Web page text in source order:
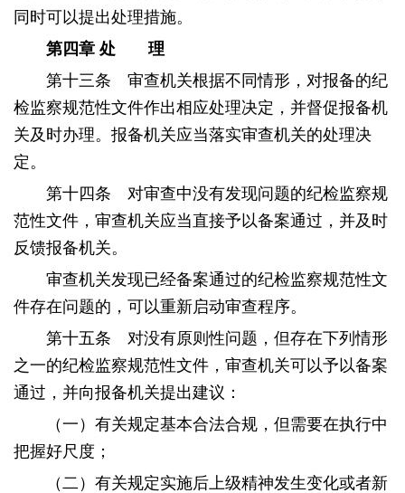
同时可以提出处理措施。
第四章 处 理
第十三条 审查机关根据不同情形，对报备的纪
检监察规范性文件作出相应处理决定，并督促报备机
关及时办理。报备机关应当落实审查机关的处理决
定。
第十四条 对审查中没有发现问题的纪检监察规
范性文件，审查机关应当直接予以备案通过，并及时
反馈报备机关。
审查机关发现已经备案通过的纪检监察规范性文
件存在问题的，可以重新启动审查程序。
第十五条 对没有原则性问题，但存在下列情形
之一的纪检监察规范性文件，审查机关可以予以备案
通过，并向报备机关提出建议：
（一）有关规定基本合法合规，但需要在执行中
把握好尺度；
（二）有关规定实施后上级精神发生变化或者新